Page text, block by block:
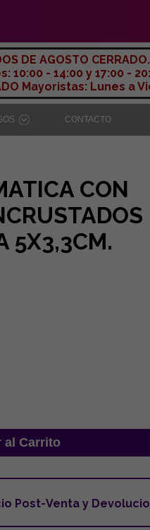
DE AGOSTO
10:00 - 14:00 y 17:00 -
Mayoristas: Lunes a
CONTACTO
CON
5X3,3CM.
Post-Venta y